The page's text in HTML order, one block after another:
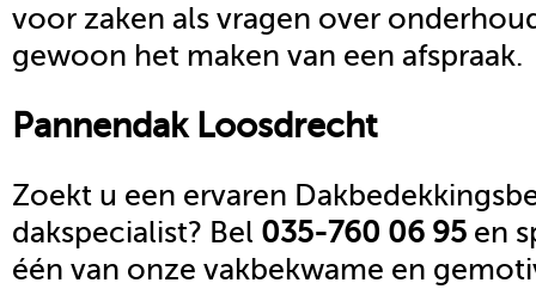
voor zaken als vragen over
gewoon het maken van een afspraak.
Pannendak Loosdrecht
Zoekt u een ervaren
dakspecialist? Bel 035-760 06 95 en
één van onze vakbekwame en